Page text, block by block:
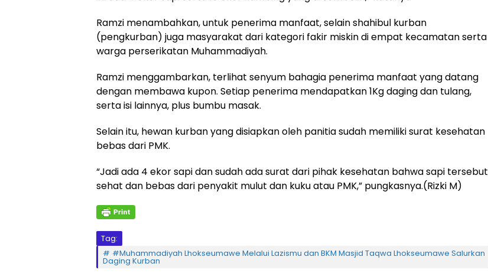
Ramzi menambahkan, untuk penerima manfaat, selain shahibul kurban
(pengkurban) juga masyarakat dari kategori fakir miskin di empat kecamatan serta
warga perserikatan Muhammadiyah.
Ramzi menggambarkan, terlihat senyum bahagia penerima manfaat yang datang
dengan membawa kupon. Setiap penerima mendapatkan 1Kg daging dan tulang,
serta isi lainnya, plus bumbu masak.
Selain itu, hewan kurban yang disiapkan oleh panitia sudah memiliki surat kesehatan
bebas dari PMK.
“Jadi ada 4 ekor sapi dan sudah ada surat dari pihak kesehatan bahwa sapi tersebut
sehat dan bebas dari penyakit mulut dan kuku atau PMK,” pungkasnya.(Rizki M)
Tag:
#Muhammadiyah Lhokseumawe Melalui Lazismu dan BKM Masjid Taqwa Lhokseumawe Salurkan
Daging Kurban